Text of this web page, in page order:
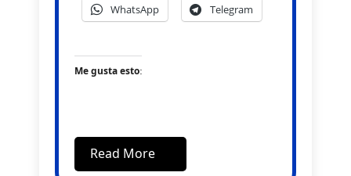
WhatsApp Telegram
Me gusta esto:
Read More